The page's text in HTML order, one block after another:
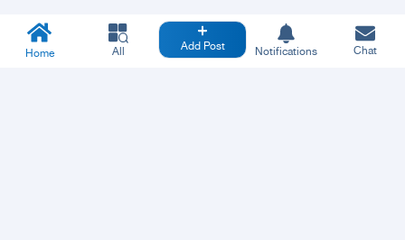
Home All Add Post Notifications Chat